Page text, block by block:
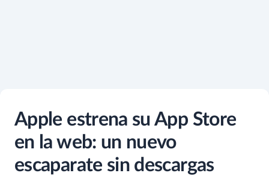
Apple estrena su App Store
en la web: un nuevo
escaparate sin descargas